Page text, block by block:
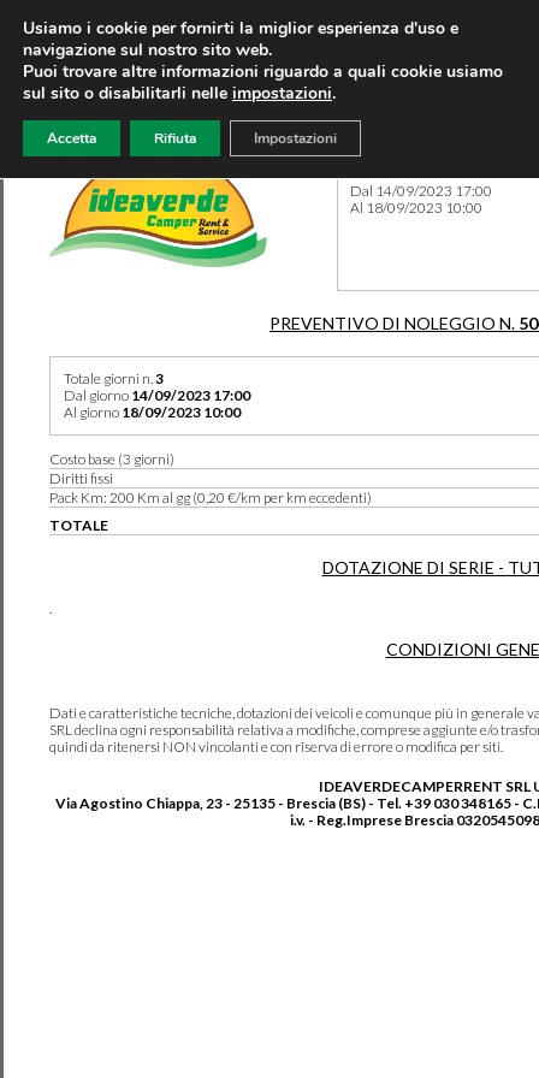
Dal 14/09/2023 17:00
Al 18/09/2023 10:00
PREVENTIVO DI NOLEGGIO N.
Totale giorni n.3
Dal giorno 14/09/2023 17:00
Al giorno 18/09/2023 10:00
Costo base (3 giorni)
Diritti fissi
Pack Km: 200 Km al gg (0,20 €/km per km eccedenti)
TOTALE
DOTAZIONE DI SERIE -
.
CONDIZIONI
Dati e caratteristiche tecniche, dotazioni dei veicoli e comunque più in generale
SRL declina ogni responsabilità relativa a modifiche, comprese aggiunte e/o
quindi da ritenersi NON vincolanti e con riserva di errore o modifica per siti.
IDEAVERDECAMPERRENT SRL
Via Agostino Chiappa, 23 - 25135 - Brescia (BS) - Tel. +39 030 348165 -
i.v. - Reg.Imprese Brescia
Usiamo i cookie per fornirti la miglior esperienza d'uso e
navigazione sul nostro sito web.
Puoi trovare altre informazioni riguardo a quali cookie usiamo
sul sito o disabilitarli nelle impostazioni.
Accetta Rifiuta Impostazioni